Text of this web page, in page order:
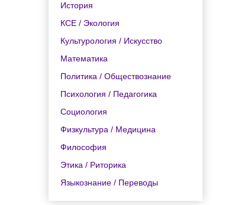
История
КСЕ / Экология
Культурология / Искусство
Математика
Политика / Обществознание
Психология / Педагогика
Социология
Физкультура / Медицина
Философия
Этика / Риторика
Языкознание / Переводы